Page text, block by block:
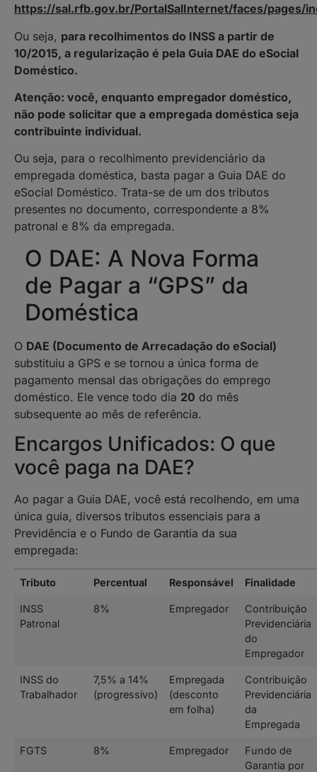
https://sal.rfb.gov.br/PortalSalInternet/faces/pages/
Ou seja, para recolhimentos do INSS a partir de
10/2015, a regularização é pela Guia DAE do eSocial
Doméstico.
Atenção: você, enquanto empregador doméstico,
não pode solicitar que a empregada doméstica seja
contribuinte individual.
Ou seja, para o recolhimento previdenciário da
empregada doméstica, basta pagar a Guia DAE do
eSocial Doméstico. Trata-se de um dos tributos
presentes no documento, correspondente a 8%
patronal e 8% da empregada.
O DAE: A Nova Forma
de Pagar a “GPS” da
Doméstica
O DAE (Documento de Arrecadação do eSocial)
substituiu a GPS e se tornou a única forma de
pagamento mensal das obrigações do emprego
doméstico. Ele vence todo dia 20 do mês
subsequente ao mês de referência.
Encargos Unificados: O que
você paga na DAE?
Ao pagar a Guia DAE, você está recolhendo, em uma
única guia, diversos tributos essenciais para a
Previdência e o Fundo de Garantia da sua
empregada:
Tributo Percentual Responsável Finalidade
INSS
Patronal
8% Empregador
Contribuição
Previdenciária
do
Empregador
INSS do
Trabalhador
7,5% a 14%
(progressivo)
Empregada
(desconto
em folha)
Contribuição
Previdenciária
da
Empregada
FGTS 8% Empregador
Fundo de
Garantia por